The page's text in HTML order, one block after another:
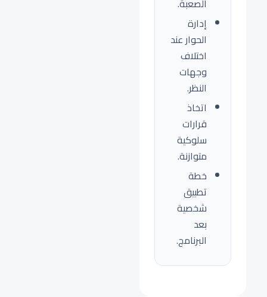
الصعبة.
إدارة
الحوار عند
اختلاف
وجهات
النظر.
اتخاذ
قرارات
سلوكية
متوازنة.
خطة
تطبيق
شخصية
بعد
البرنامج.